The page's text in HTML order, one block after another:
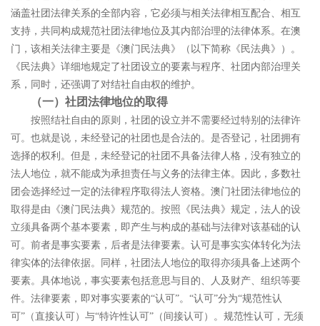
涵盖社团法律关系的全部内容，它必须与相关法律相互配合、相互
支持，共同构成规范社团法律地位及其内部治理的法律体系。在澳
门，该相关法律主要是《澳门民法典》（以下简称《民法典》）。
《民法典》详细地规定了社团设立的要素与程序、社团内部治理关
系，同时，还强调了对结社自由权的维护。
（一）社团法律地位的取得
按照结社自由的原则，社团的设立并不需要经过特别的法律许
可。也就是说，未经登记的社团也是合法的。是否登记，社团拥有
选择的权利。但是，未经登记的社团不具备法律人格，没有独立的
法人地位，就不能成为承担责任与义务的法律主体。因此，多数社
团会选择经过一定的法律程序取得法人资格。澳门社团法律地位的
取得是由《澳门民法典》规范的。按照《民法典》规定，法人的设
立须具备两个基本要素，即产生与构成的基础与法律对该基础的认
可。前者是事实要素，后者是法律要素。认可是事实实体转化为法
律实体的法律依据。
同样，社团法人地位的取得亦须具备上述两个
要素。具体地说，事实要素包括意思与目的、人及财产、组织等要
件。法律要素，即对事实要素的“认可”。 “认可”分为“规范性认
可” （直接认可）与“特许性认可” （间接认可）。规范性认可，无须